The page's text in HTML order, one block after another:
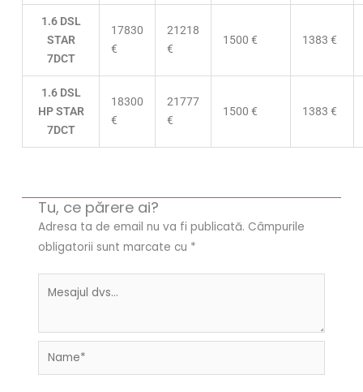
1.6 DSL
STAR
7DCT
17830
€
21218
€
1500 € 1383 €
1.6 DSL
HP STAR
7DCT
18300
€
21777
€
1500 € 1383 €
Tu, ce părere ai?
Adresa ta de email nu va fi publicată. Câmpurile
obligatorii sunt marcate cu *
Name*